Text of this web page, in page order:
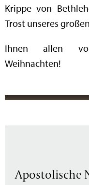
Krippe von
Trost unseres
Ihnen allen
Weihnachten!
Apostolische